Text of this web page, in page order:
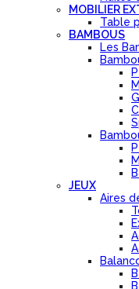
MOBILIER
Table
BAMBOUS
Les
JEUX
Aires